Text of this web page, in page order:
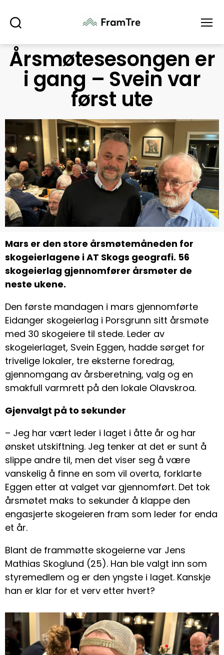
Årsmøtesesongen er
i gang – Svein var
først ute
Mars er den store årsmøtemåneden for
skogeierlagene i AT Skogs geografi. 56
skogeierlag gjennomfører årsmøter de
neste ukene.
Den første mandagen i mars gjennomførte
Eidanger skogeierlag i Porsgrunn sitt årsmøte
med 30 skogeiere til stede. Leder av
skogeierlaget, Svein Eggen, hadde sørget for
trivelige lokaler, tre eksterne foredrag,
gjennomgang av årsberetning, valg og en
smakfull varmrett på den lokale Olavskroa.
Gjenvalgt på to sekunder
– Jeg har vært leder i laget i åtte år og har
ønsket utskiftning. Jeg tenker at det er sunt å
slippe andre til, men det viser seg å være
vanskelig å finne en som vil overta, forklarte
Eggen etter at valget var gjennomført. Det tok
årsmøtet maks to sekunder å klappe den
engasjerte skogeieren fram som leder for enda
et år.
Blant de frammøtte skogeierne var Jens
Mathias Skoglund (25). Han ble valgt inn som
styremedlem og er den yngste i laget. Kanskje
han er klar for et verv etter hvert?